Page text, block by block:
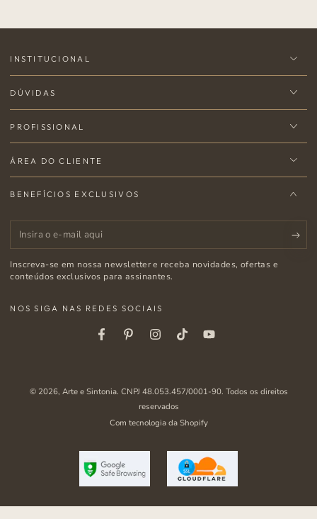
INSTITUCIONAL
DÚVIDAS
PROFISSIONAL
ÁREA DO CLIENTE
BENEFÍCIOS EXCLUSIVOS
Insira
o
e-
Inscreva-se em nossa newsletter e receba novidades, ofertas e
conteúdos exclusivos para assinantes.
NOS SIGA NAS REDES SOCIAIS
FacebookPinterestInstagramTiktokYoutube
© 2026, Arte e Sintonia. CNPJ 48.053.457/0001-90. Todos os direitos
reservados
Com tecnologia da Shopify